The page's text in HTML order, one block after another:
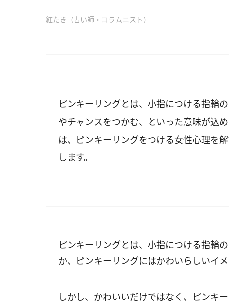
紅たき（占い師・コラムニスト）
ピンキーリングとは、小指につける指輪
やチャンスをつかむ、といった意味が込
は、ピンキーリングをつける女性心理を
します。
ピンキーリングとは、小指につける指輪
か、ピンキーリングにはかわいらしいイメ
しかし、かわいいだけではなく、ピンキ